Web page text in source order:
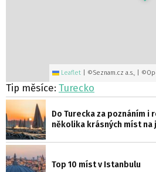
Leaflet ©Seznam.cz a.s., |
Tip měsíce: Turecko
Do Turecka za poznáním i
několika krásných míst na
Top 10 míst v Istanbulu